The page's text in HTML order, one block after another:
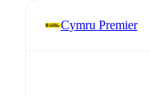
Cymru Premier